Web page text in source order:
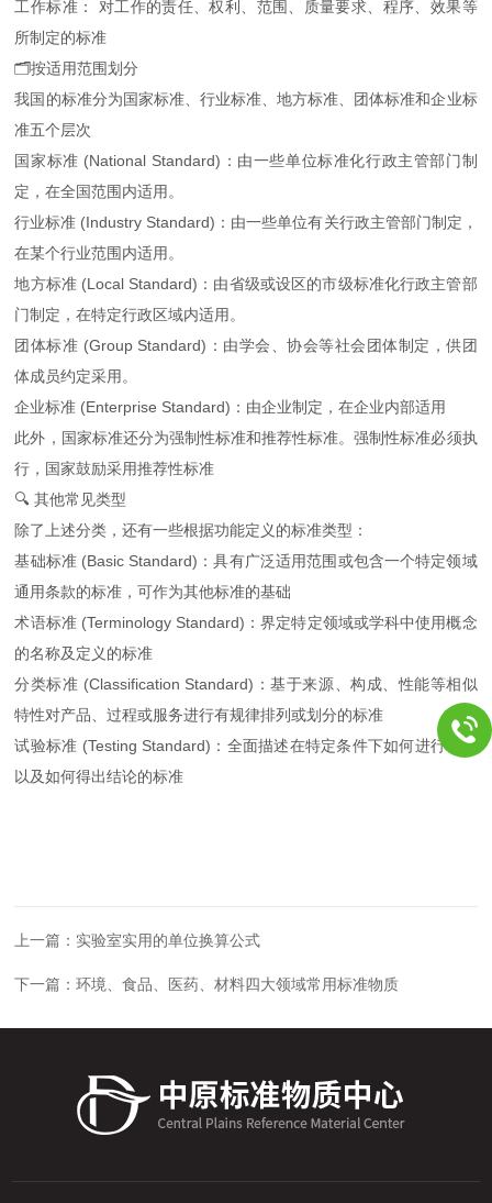
工作标准： 对工作的责任、权利、范围、质量要求、程序、效果等
所制定的标准
🗂️按适用范围划分
我国的标准分为国家标准、行业标准、地方标准、团体标准和企业标
准五个层次
国家标准 (National Standard)：由一些单位标准化行政主管部门制
定，在全国范围内适用。
行业标准 (Industry Standard)：由一些单位有关行政主管部门制定，
在某个行业范围内适用。
地方标准 (Local Standard)：由省级或设区的市级标准化行政主管部
门制定，在特定行政区域内适用。
团体标准 (Group Standard)：由学会、协会等社会团体制定，供团
体成员约定采用。
企业标准 (Enterprise Standard)：由企业制定，在企业内部适用
此外，国家标准还分为强制性标准和推荐性标准。强制性标准必须执
行，国家鼓励采用推荐性标准
🔍 其他常见类型
除了上述分类，还有一些根据功能定义的标准类型：
基础标准 (Basic Standard)：具有广泛适用范围或包含一个特定领域
通用条款的标准，可作为其他标准的基础
术语标准 (Terminology Standard)：界定特定领域或学科中使用概念
的名称及定义的标准
分类标准 (Classification Standard)：基于来源、构成、性能等相似
特性对产品、过程或服务进行有规律排列或划分的标准
试验标准 (Testing Standard)：全面描述在特定条件下如何进行试验
以及如何得出结论的标准
上一篇： 实验室实用的单位换算公式
下一篇：环境、食品、医药、材料四大领域常用标准物质